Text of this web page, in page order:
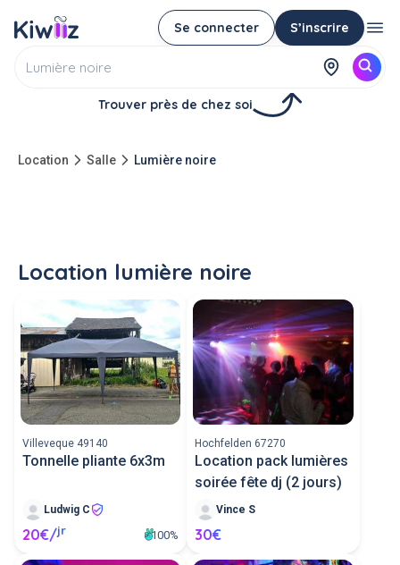
Se connecter S’inscrire
Trouver près de chez soi
Location Salle Lumière noire
Location lumière noire
Villeveque 49140
Tonnelle pliante 6x3m
Ludwig C
20€/jr 100%
Hochfelden 67270
Location pack lumières
soirée fête dj (2 jours)
Vince S
30€